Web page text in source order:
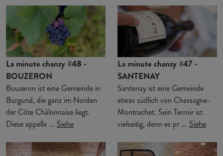
La minute chanzy #48 -
BOUZERON
Bouzeron ist eine Gemeinde in
Burgund, die ganz im Norden
der Côte Châlonnaise liegt.
Diese appella ... Siehe
La minute chanzy #47 -
SANTENAY
Santenay ist eine Gemeinde
etwas südlich von Chassagne-
Montrachet. Sein Terroir ist
vielseitig, denn es pr ... Siehe